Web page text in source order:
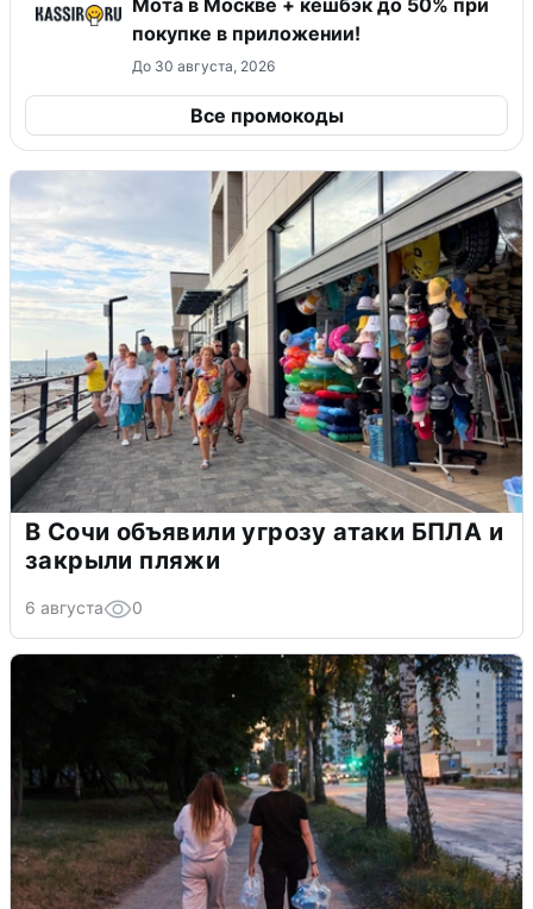
покупке в приложении!
До 30 августа, 2026
Все промокоды
В Сочи объявили угрозу атаки БПЛА и
закрыли пляжи
6 августа 0